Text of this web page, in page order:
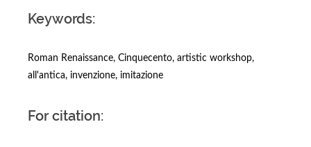
Keywords:
Roman Renaissance, Cinquecento, artistic workshop,
all'antica, invenzione, imitazione
For citation: